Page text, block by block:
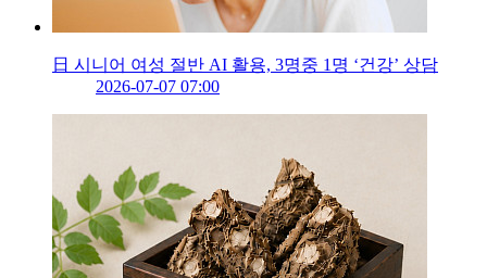
日 시니어 여성 절반 AI 활용, 3명중 1명 ‘건강’ 상담
2026-07-07 07:00